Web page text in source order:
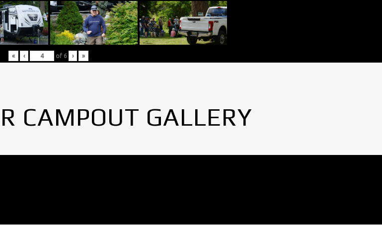
« ‹ of 6 › »
CAMPOUT GALLERY